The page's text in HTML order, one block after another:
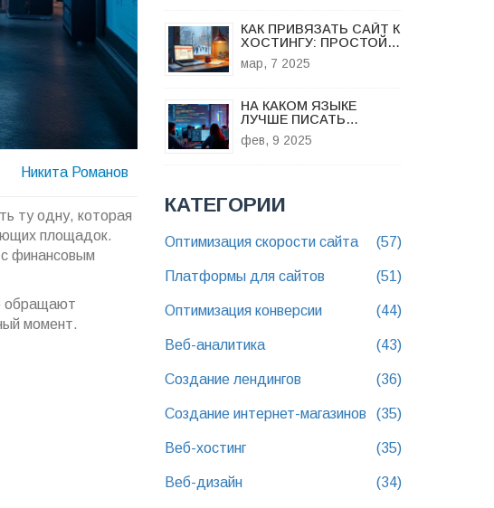
Никита Романов
ту одну, которая
площадок.
финансовым
обращают
момент.
КАК ПРИВЯЗАТЬ САЙТ К
ХОСТИНГУ: ПРОСТОЙ
ГИД ДЛЯ НОВИЧКОВ
мар, 7 2025
НА КАКОМ ЯЗЫКЕ
ЛУЧШЕ ПИСАТЬ
СЕРВЕР?
фев, 9 2025
КАТЕГОРИИ
Оптимизация скорости сайта (57)
Платформы для сайтов (51)
Оптимизация конверсии (44)
Веб-аналитика (43)
Создание лендингов (36)
Создание интернет-магазинов (35)
Веб-хостинг (35)
Веб-дизайн (34)